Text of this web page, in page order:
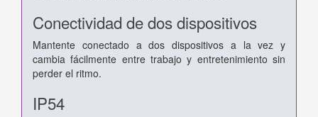
Conectividad de dos dispositivos
Mantente conectado a dos dispositivos a la vez y
cambia fácilmente entre trabajo y entretenimiento sin
perder el ritmo.
IP54